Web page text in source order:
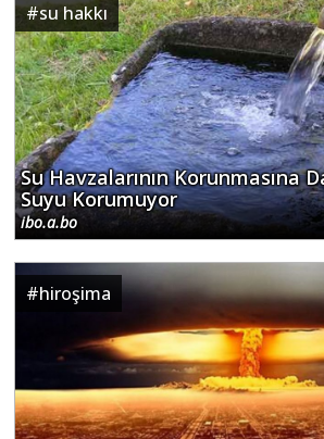
#su hakkı
Su Havzalarının Korunmasına
Suyu Korumuyor
ibo.a.bo
#hiroşima